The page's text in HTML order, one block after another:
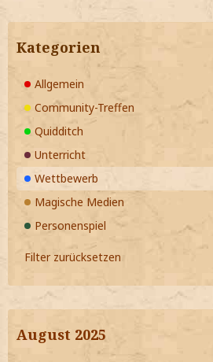
Kategorien
Allgemein
Community-Treffen
Quidditch
Unterricht
Wettbewerb
Magische Medien
Personenspiel
Filter zurücksetzen
August 2025